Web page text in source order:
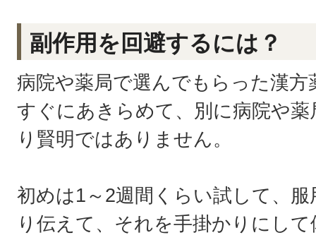
副作用を回避するには？
病院や薬局で選んでもらった漢
すぐにあきらめて、別に病院や
り賢明ではありません。
初めは1～2週間くらい試して、
り伝えて、それを手掛かりにし